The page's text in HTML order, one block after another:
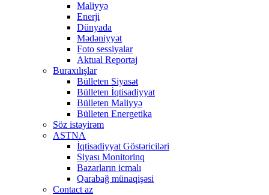
Maliyyə
Enerji
Dünyada
Mədəniyyət
Foto sessiyalar
Aktual Reportaj
Buraxılışlar
Bülleten Siyasət
Bülleten İqtisadiyyat
Bülleten Maliyyə
Bülleten Energetika
Söz istəyirəm
ASTNA
İqtisadiyyat Göstəriciləri
Siyası Monitorinq
Bazarların icmalı
Qarabağ münaqişəsi
Contact az